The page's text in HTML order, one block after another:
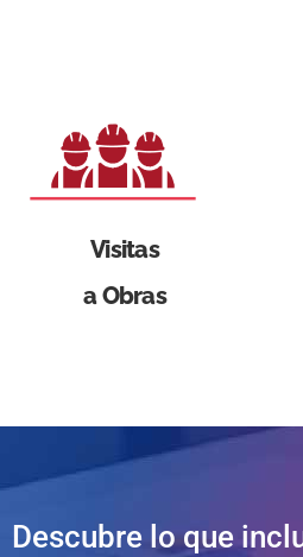
Visitas
a Obras
Descubre lo que